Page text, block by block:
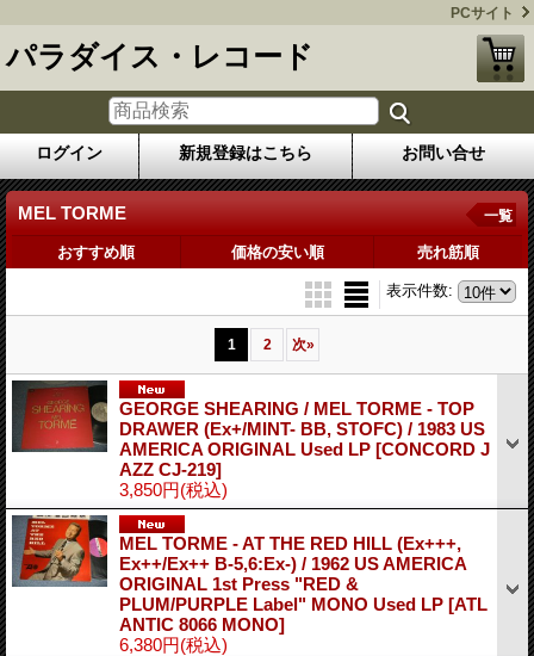
PCサイト
パラダイス・レコード
ログイン 新規登録はこちら お問い合せ
MEL TORME 一覧
おすすめ順 価格の安い順 売れ筋順
表示件数:
1 2 次»
GEORGE SHEARING / MEL TORME - TOP
DRAWER (Ex+/MINT- BB, STOFC) / 1983 US
AMERICA ORIGINAL Used LP [CONCORD J
AZZ CJ-219]
3,850円(税込)
MEL TORME - AT THE RED HILL (Ex+++,
Ex++/Ex++ B-5,6:Ex-) / 1962 US AMERICA
ORIGINAL 1st Press "RED &
PLUM/PURPLE Label" MONO Used LP [ATL
ANTIC 8066 MONO]
6,380円(税込)